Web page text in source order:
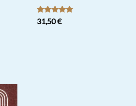
Bewertet
mit
31,50€